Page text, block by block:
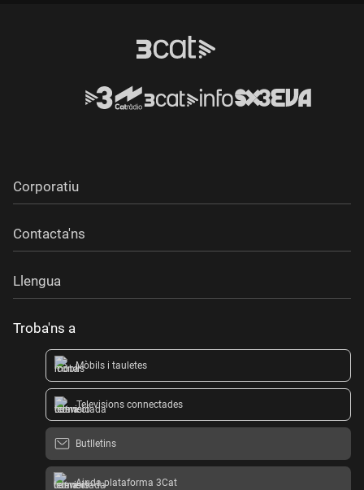
Corporatiu
Contacta'ns
Llengua
Troba'ns a
Mòbils i tauletes
Televisions connectades
Butlletins
Ajuda plataforma 3Cat